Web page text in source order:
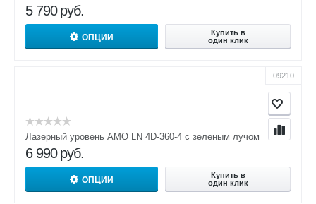
5 790 руб.
ОПЦИИ
Купить в
один клик
09210
Лазерный уровень AMO LN 4D-360-4 с зеленым лучом
6 990 руб.
ОПЦИИ
Купить в
один клик